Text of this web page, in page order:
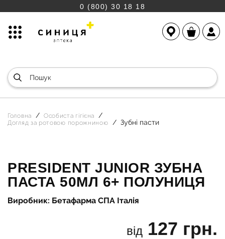
0 (800) 30 18 18
Головна
Особиста гігієна
Догляд за ротовою порожниною
Зубні пасти
PRESIDENT JUNIOR ЗУБНА
ПАСТА 50МЛ 6+ ПОЛУНИЦЯ
Виробник: Бетафарма СПА Італія
від 127 грн.